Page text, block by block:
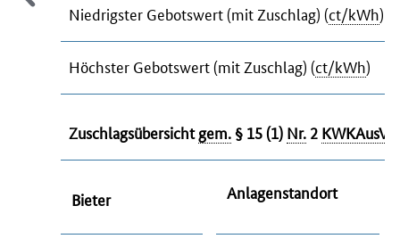
Niedrigster Gebotswert (mit Zuschlag) (ct/kWh)
Höchster Gebotswert (mit Zuschlag) (ct/kWh)
Zuschlagsübersichtgem.§ 15 (1) Nr. 2 KWKAusV
Bieter Anlagenstandort